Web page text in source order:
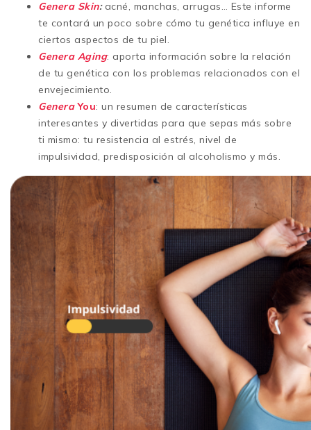
Genera Skin:acné, manchas, arrugas… Este informe
te contará un poco sobre cómo tu genética influye en
ciertos aspectos de tu piel.
Genera Aging: aporta información sobre la relación
de tu genética con los problemas relacionados con el
envejecimiento.
Genera You: un resumen de características
interesantes y divertidas para que sepas más sobre
ti mismo: tu resistencia al estrés, nivel de
impulsividad, predisposición al alcoholismo y más.